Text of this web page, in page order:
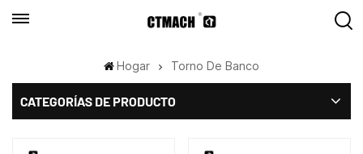
Hogar Torno De Banco
CATEGORÍAS DE PRODUCTO